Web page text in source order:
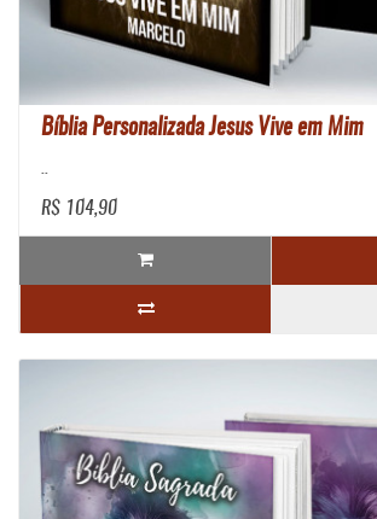
Bíblia Personalizada Jesus Vive em Mim
..
R$ 104,90